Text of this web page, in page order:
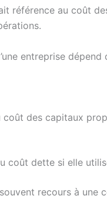
référence au coût
entreprise
coût des capitaux
coût dette si elle
recours à une